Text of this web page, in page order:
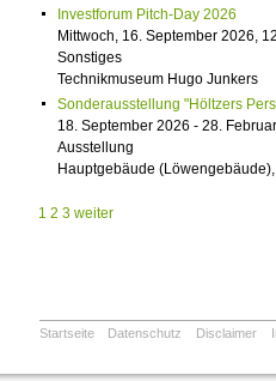
Investforum Pitch-Day 2026
Mittwoch, 16. September 2026,
Sonstiges
Technikmuseum Hugo Junkers
Sonderausstellung "Höltzers
18. September 2026 - 28.
Ausstellung
Hauptgebäude
1 2 3 weiter
Startseite Datenschutz Disclaimer